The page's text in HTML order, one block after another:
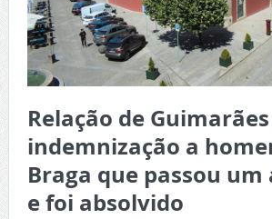
Relação de
indemnização a
Braga que passou um
e foi absolvido